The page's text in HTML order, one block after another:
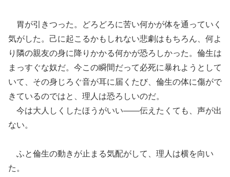
胃が引きつった。どろどろに苦い何かが体を通っていく
気がした。己に起こるかもしれない悲劇はもちろん、何よ
り隣の親友の身に降りかかる何かが恐ろしかった。倫生は
まっすぐな奴だ。今この瞬間だって必死に暴れようとして
いて、その身じろぐ音が耳に届くたび、倫生の体に傷がで
きているのではと、理人は恐ろしいのだ。
今は大人しくしたほうがいい――伝えたくても、声が出
ない。
ふと倫生の動きが止まる気配がして、理人は横を向い
た。